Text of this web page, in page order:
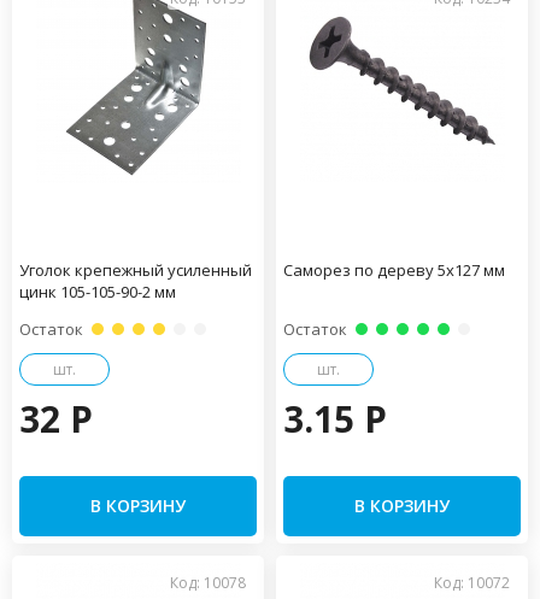
Уголок крепежный усиленный
цинк 105-105-90-2 мм
Остаток
шт.
32 P
В КОРЗИНУ
Саморез по дереву 5х127 мм
Остаток
шт.
3.15 P
В КОРЗИНУ
Код: 10078 Код: 10072